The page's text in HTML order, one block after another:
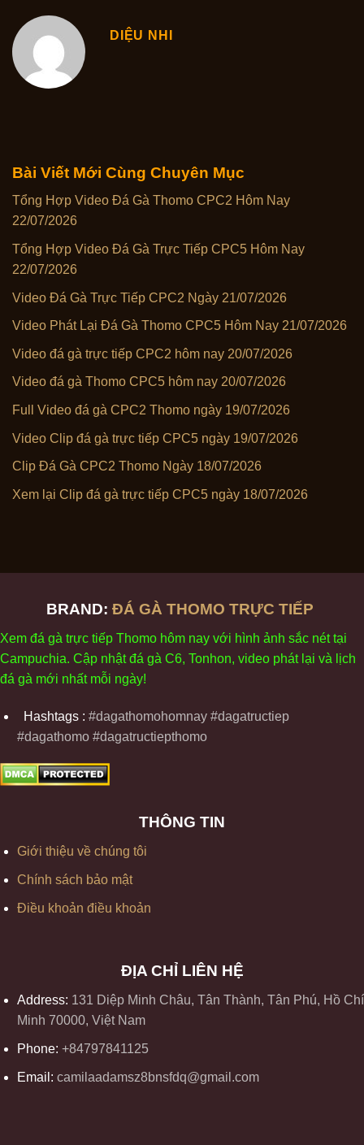
Bài Viết Mới Cùng Chuyên Mục
Tổng Hợp Video Đá Gà Thomo CPC2 Hôm Nay
22/07/2026
Tổng Hợp Video Đá Gà Trực Tiếp CPC5 Hôm Nay
22/07/2026
Video Đá Gà Trực Tiếp CPC2 Ngày 21/07/2026
Video Phát Lại Đá Gà Thomo CPC5 Hôm Nay 21/07/2026
Video đá gà trực tiếp CPC2 hôm nay 20/07/2026
Video đá gà Thomo CPC5 hôm nay 20/07/2026
Full Video đá gà CPC2 Thomo ngày 19/07/2026
Video Clip đá gà trực tiếp CPC5 ngày 19/07/2026
Clip Đá Gà CPC2 Thomo Ngày 18/07/2026
Xem lại Clip đá gà trực tiếp CPC5 ngày 18/07/2026
DIỆU NHI
BRAND: ĐÁ GÀ THOMO TRỰC TIẾP
Xem đá gà trực tiếp Thomo hôm nay với hình ảnh sắc néttại
Campuchia. Cập nhậtđá gà C6, Tonhon, video phátl ại và ịch
đá gà mới nhất mỗi ngày!
Hashtags : #dagathomohomnay #dagatructiep
#dagathomo #dagatructiepthomo
THÔNG TIN
Giới thiệu về chúng tôi
Chính sách bảo mật
Điều khoản điều khoản
ĐỊA CHỈ LIÊN HỆ
Address: 131 Diệp Minh Châu, Tân Thành, Tân Phú, Hồ Chí
Minh 70000, Việt Nam
Phone: +84797841125
Email: camilaadamsz8bnsfdq@gmail.com